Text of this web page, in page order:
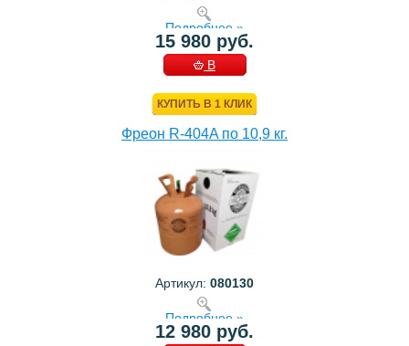
Подробнее »
15 980 руб.
В
КУПИТЬ В 1 КЛИК
Фреон R-404A по 10,9 кг.
Артикул: 080130
Подробнее »
12 980 руб.